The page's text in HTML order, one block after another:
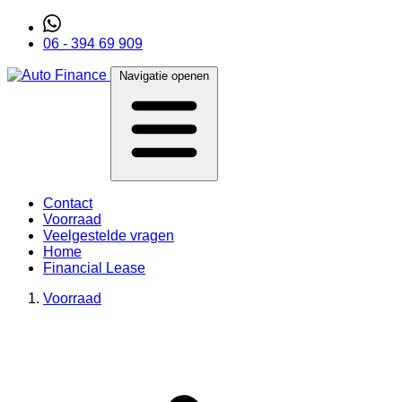
06 - 394 69 909
Navigatie openen
Contact
Voorraad
Veelgestelde vragen
Home
Financial Lease
Voorraad